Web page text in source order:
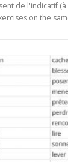
de l'indicatif
on the